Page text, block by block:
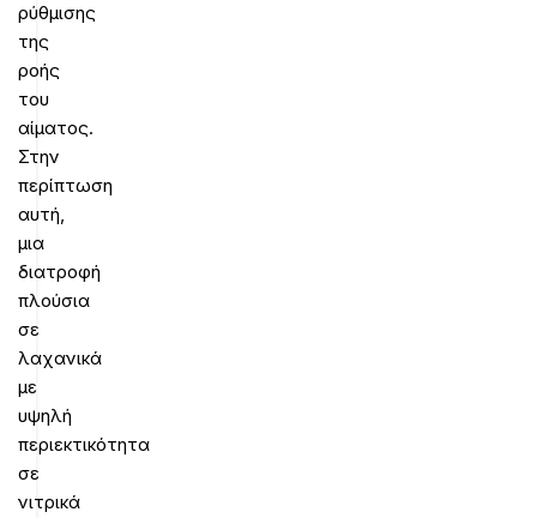
ρύθμισης
της
ροής
του
αίματος.
Στην
περίπτωση
αυτή,
μια
διατροφή
πλούσια
σε
λαχανικά
με
υψηλή
περιεκτικότητα
σε
νιτρικά